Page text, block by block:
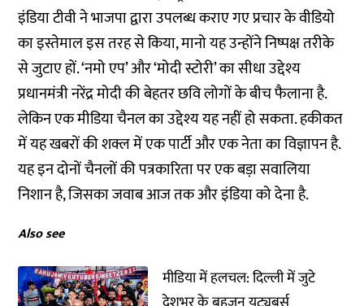
इंडिया टीवी ने भाजपा द्वारा उपलब्ध कराए गए प्रचार के वीडियो
का इस्तेमाल इस तरह से किया, मानो यह उन्होंने निष्पक्ष तरीके
से जुटाए हों. ‘नमो एप’ और ‘मोदी स्टोरी’ का सीधा उद्देश्य
प्रधानमंत्री नरेंद्र मोदी की बेहतर छवि लोगों के बीच फैलाना है.
लेकिन एक मीडिया चैनल का उद्देश्य यह नहीं हो सकता. हकीकत
में यह खबरों की शक्ल में एक पार्टी और एक नेता का विज्ञापन है.
यह इन दोनों चैनलों की पत्रकारिता पर एक बड़ा सवालिया
निशान है, जिसका जवाब आज तक और इंडिया को देना है.
Also see
मीडिया में हलचल: दिल्ली में जुटे